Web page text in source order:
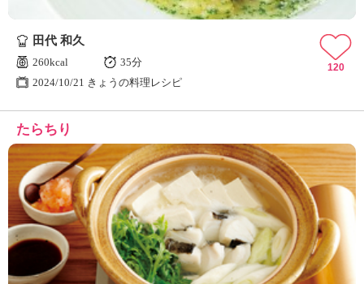
田代 和久
260kcal
35分
2024/10/21 きょうの料理レシピ
120
たらちり